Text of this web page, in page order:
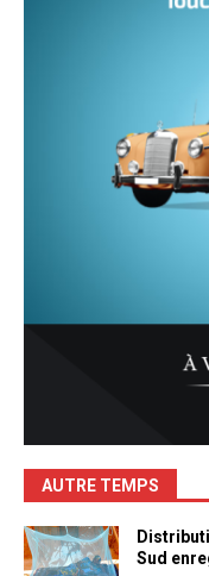
AUTRE TEMPS
Sud